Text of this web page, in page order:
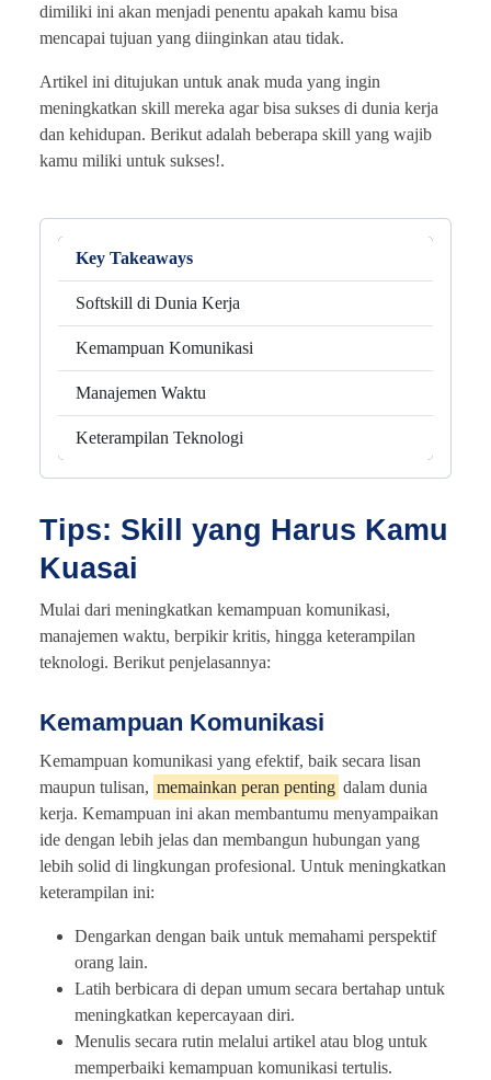
dimiliki ini akan menjadi penentu apakah kamu bisa
mencapai tujuan yang diinginkan atau tidak.
Artikel ini ditujukan untuk anak muda yang ingin
meningkatkan skill mereka agar bisa sukses di dunia kerja
dan kehidupan. Berikut adalah beberapa skill yang wajib
kamu miliki untuk sukses!.
Key Takeaways
Softskill di Dunia Kerja
Kemampuan Komunikasi
Manajemen Waktu
Keterampilan Teknologi
Tips: Skill yang Harus Kamu
Kuasai
Mulai dari meningkatkan kemampuan komunikasi,
manajemen waktu, berpikir kritis, hingga keterampilan
teknologi. Berikut penjelasannya:
Kemampuan Komunikasi
Kemampuan komunikasi yang efektif, baik secara lisan
maupun tulisan, memainkan peran penting dalam dunia
kerja. Kemampuan ini akan membantumu menyampaikan
ide dengan lebih jelas dan membangun hubungan yang
lebih solid di lingkungan profesional. Untuk meningkatkan
keterampilan ini:
Dengarkan dengan baik untuk memahami perspektif
orang lain.
Latih berbicara di depan umum secara bertahap untuk
meningkatkan kepercayaan diri.
Menulis secara rutin melalui artikel atau blog untuk
memperbaiki kemampuan komunikasi tertulis.